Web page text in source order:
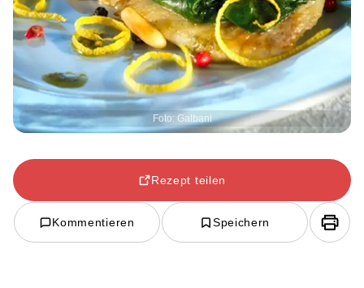
Foto: Galbani
Rezept teilen
Kommentieren Speichern